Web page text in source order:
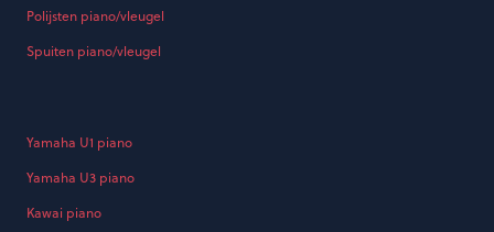
Polijsten piano/vleugel
Spuiten piano/vleugel
Yamaha U1 piano
Yamaha U3 piano
Kawai piano